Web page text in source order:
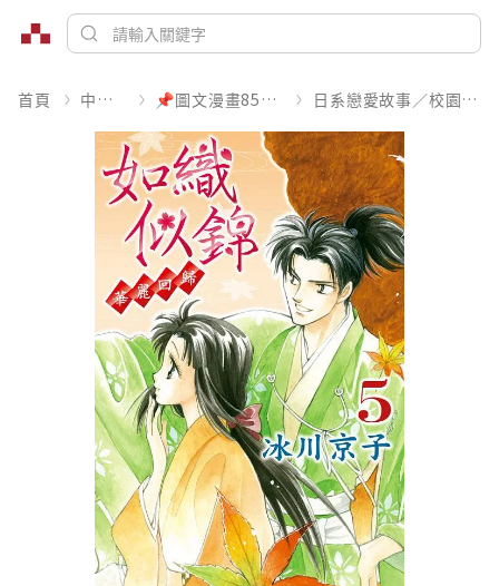
首頁 中文書 📌圖文漫畫85折起 日系戀愛故事／校園青春